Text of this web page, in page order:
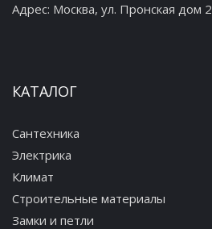
Адрес: Москва, ул. Пронская дом 2
КАТАЛОГ
Сантехника
Электрика
Климат
Строительные материалы
Замки и петли